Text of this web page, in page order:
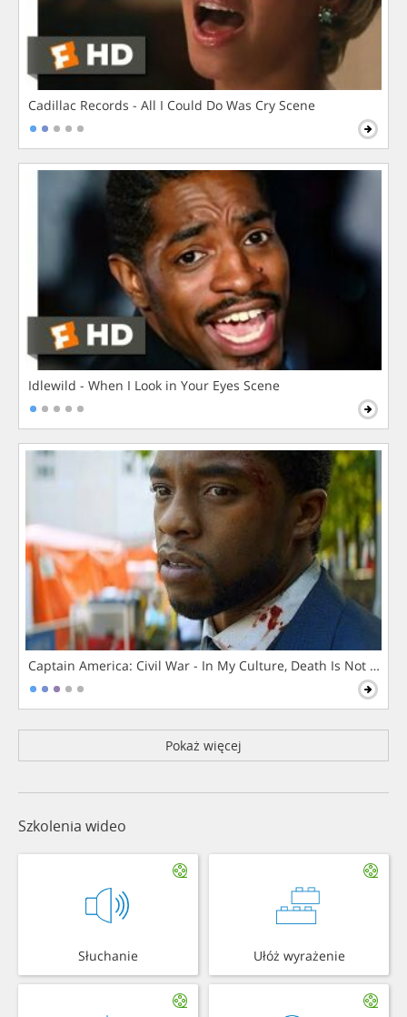
Cadillac Records - All I Could Do Was Cry Scene
Idlewild - When I Look in Your Eyes Scene
Captain America: Civil War - In My Culture, Death Is Not The
Pokaż więcej
Szkolenia wideo
Słuchanie Ułóż wyrażenie